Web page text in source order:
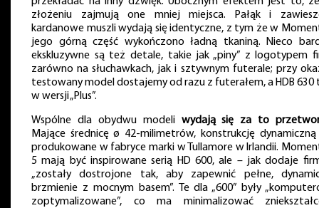
złożeniu zajmują one mniej miejsca. Pałąk i
kardanowe muszli wydają się identyczne, z tym że w
jego górną część wykończono ładną tkaniną. Nieco
ekskluzywne są też detale, takie jak „piny” z logotypem
zarówno na słuchawkach, jak i sztywnym futerale; przy
testowany model dostajemy od razu z futerałem, a HDB 630
w wersji „Plus”.
Wspólne dla obydwu modeli wydają się za to
Mające średnicę ø 42-milimetrów, konstrukcję
produkowane w fabryce marki w Tullamore w Irlandii.
5 mają być inspirowane serią HD 600, ale – jak dodaje
„zostały dostrojone tak, aby zapewnić pełne,
brzmienie z mocnym basem”. Te dla „600” były
zoptymalizowane”, co ma minimalizować